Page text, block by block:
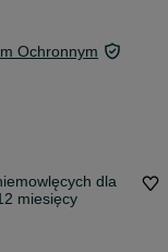
Ochronnym
dla
miesięcy